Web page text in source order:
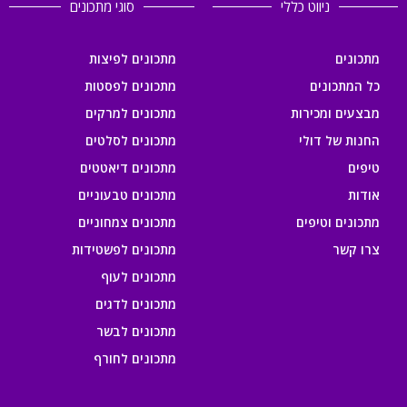
ניווט כללי
מתכונים
כל המתכונים
מבצעים ומכירות
החנות של דולי
טיפים
אודות
מתכונים וטיפים
צרו קשר
סוגי מתכונים
מתכונים לפיצות
מתכונים לפסטות
מתכונים למרקים
מתכונים לסלטים
מתכונים דיאטטים
מתכונים טבעוניים
מתכונים צמחוניים
מתכונים לפשטידות
מתכונים לעוף
מתכונים לדגים
מתכונים לבשר
מתכונים לחורף